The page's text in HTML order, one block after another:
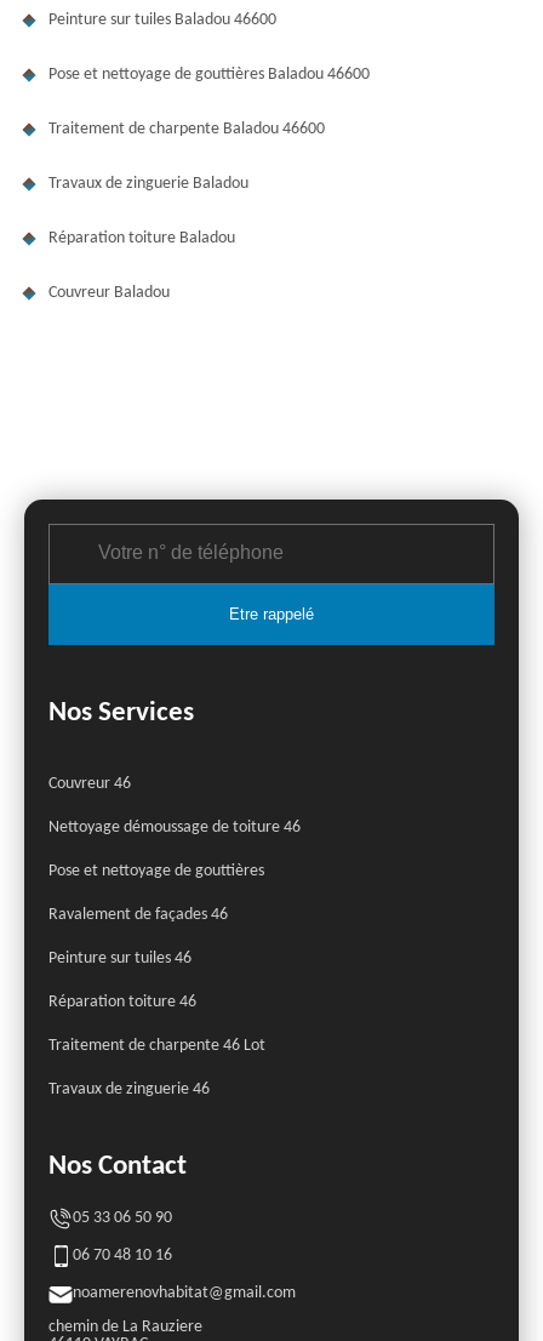
Peinture sur tuiles Baladou 46600
Pose et nettoyage de gouttières Baladou 46600
Traitement de charpente Baladou 46600
Travaux de zinguerie Baladou
Réparation toiture Baladou
Couvreur Baladou
Nos Services
Couvreur 46
Nettoyage démoussage de toiture 46
Pose et nettoyage de gouttières
Ravalement de façades 46
Peinture sur tuiles 46
Réparation toiture 46
Traitement de charpente 46 Lot
Travaux de zinguerie 46
Nos Contact
05 33 06 50 90
06 70 48 10 16
noamerenovhabitat@gmail.com
chemin de La Rauziere